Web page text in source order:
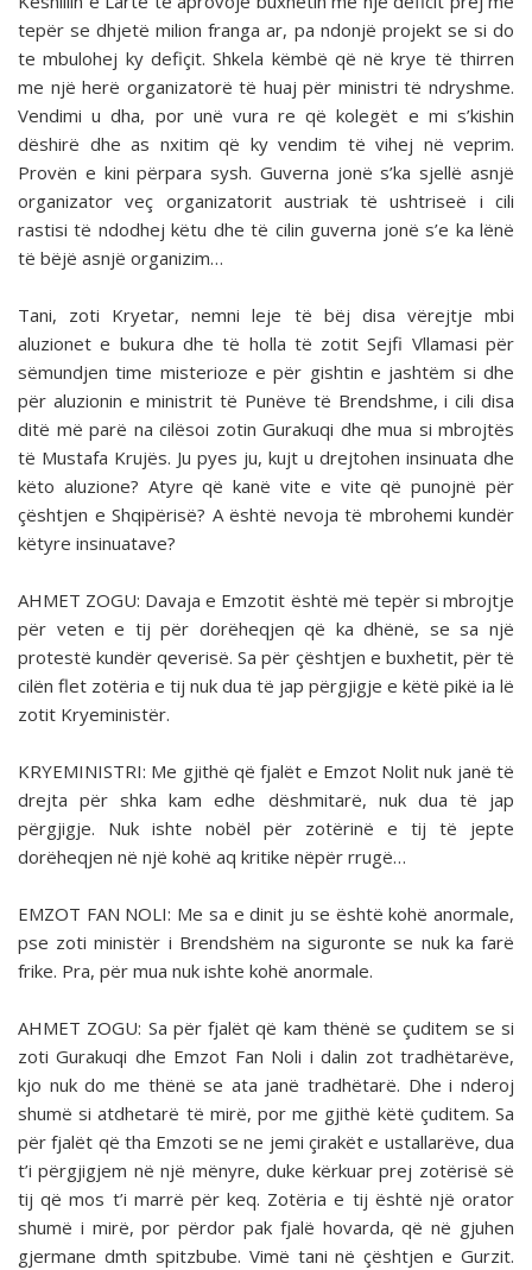
tepër se dhjetë milion franga ar, pa ndonjë projekt se si do
te mbulohej ky defiçit. Shkela këmbë që në krye të thirren
me një herë or­ganizatorë të huaj për ministri të ndryshme.
Vendimi u dha, por unë vura re që kolegët e mi s’kishin
dëshirë dhe as nxi­tim që ky vendim të vihej në veprim.
Provën e kini përpara sysh. Guverna jonë s’ka sjellë asnjë
organizator veç organi­zatorit austriak të ushtriseë i cili
rastisi të ndodhej këtu dhe të cilin guverna jonë s’e ka lënë
të bëjë asnjë organizim…
Tani, zoti Kryetar, nemni leje të bëj disa vërejtje mbi
aluzionet e bukura dhe të holla të zotit Sejfi Vllamasi për
sëmundjen time misterioze e për gishtin e jashtëm si dhe
për aluzionin e ministrit të Punëve të Brendshme, i cili disa
ditë më parë na cilësoi zotin Gurakuqi dhe mua si mbrojtës
të Mustafa Krujës. Ju pyes ju, kujt u drejtohen insinuata dhe
këto aluzione? Atyre që kanë vite e vite që punojnë për
çështjen e Shqipërisë? A është nevoja të mbrohemi kundër
këtyre insinuatave?
AHMET ZOGU: Davaja e Emzotit është më tepër si mbrojtje
për veten e tij për dorëheqjen që ka dhënë, se sa një
protestë kundër qeverisë. Sa për çështjen e buxhetit, për të
cilën flet zotëria e tij nuk dua të jap përgjigje e këtë pikë ia lë
zotit Kryeministër.
KRYEMINISTRI: Me gjithë që fjalët e Emzot Nolit nuk janë të
drejta për shka kam edhe dëshmitarë, nuk dua të jap
përgjigje. Nuk ishte nobël për zotërinë e tij të jepte
dorëheqjen në një kohë aq kritike nëpër rrugë…
EMZOT FAN NOLI: Me sa e dinit ju se është kohë anormale,
pse zoti ministër i Brendshëm na siguronte se nuk ka farë
frike. Pra, për mua nuk ishte kohë anormale.
AHMET ZOGU: Sa për fjalët që kam thënë se çu­ditem se si
zoti Gurakuqi dhe Emzot Fan Noli i dalin zot tradhëtarëve,
kjo nuk do me thënë se ata janë tradhëtarë. Dhe i nderoj
shumë si atdhetarë të mirë, por me gjithë këtë çuditem. Sa
për fjalët që tha Emzoti se ne jemi çirakët e ustallarëve, dua
t’i përgjigjem në një mënyre, duke kërkuar prej zotërisë së
tij që mos t’i marrë për keq. Zotëria e tij është një orator
shumë i mirë, por përdor pak fjalë hovarda, që në gjuhen
gjermane dmth spitzbube. Vimë tani në çështjen e Gurzit.